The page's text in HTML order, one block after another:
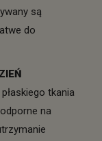
są
do
tkania
na